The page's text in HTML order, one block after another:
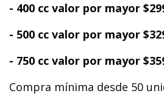
- 400 cc valor por mayor
- 500 cc valor por mayor
- 750 cc valor por mayor
Compra mínima desde 50